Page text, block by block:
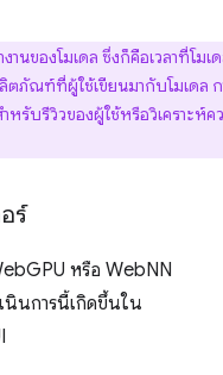
งานของโมเดล ซึ่งก็คือเวลาที่โมเ
ภัณฑ์ที่ผู้ใช้เขียนมากับโมเดล ก
รับรีวิวของผู้ใช้หรือวิเคราะห์ค
ร์
หรือ WebNN
นินการนี้เกิดขึ้นใน